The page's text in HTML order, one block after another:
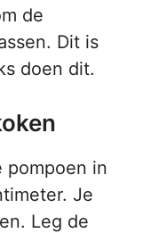
de
Dit is
doen dit.
pompoen in
Je
Leg de